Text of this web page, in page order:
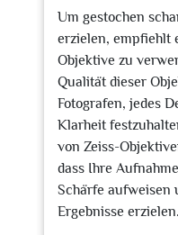
Um gestochen
erzielen, empfiehlt
Objektive zu
Qualität dieser
Fotografen, jedes
Klarheit
von Zeiss-
dass Ihre
Schärfe aufweisen
Ergebnisse erzielen.